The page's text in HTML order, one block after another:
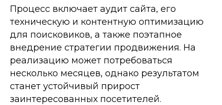
Процесс включает аудит сайта, его
техническую и контентную оптимизацию
для поисковиков, а также поэтапное
внедрение стратегии продвижения. На
реализацию может потребоваться
несколько месяцев, однако результатом
станет устойчивый прирост
заинтересованных посетителей.